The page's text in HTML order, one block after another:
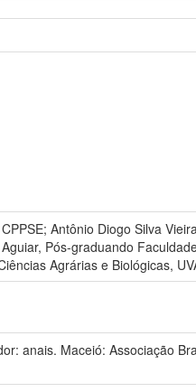
Antônio Diogo Silva
Pós-graduando
Agrárias e Biológicas,
anais. Maceió: Associação